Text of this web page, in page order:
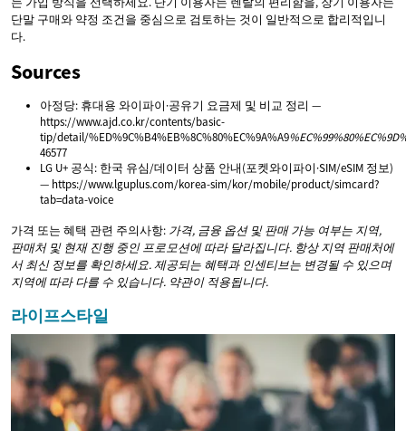
단말 구매와 약정 조건을 중심으로 검토하는 것이 일반적으로 합리적입니
다.
Sources
아정당: 휴대용 와이파이·공유기 요금제 및 비교 정리 —
https://www.ajd.co.kr/contents/basic-
tip/detail/%ED%9C%B4%EB%8C%80%EC%9A%A9
46577
LG U+ 공식: 한국 유심/데이터 상품 안내(포켓와이파이·SIM/eSIM 정보)
— https://www.lguplus.com/korea-sim/kor/mobile/product/simcard?
tab=data-voice
가격 또는 혜택 관련 주의사항: 가격, 금융 옵션 및 판매 가능 여부는 지역,
판매처 및 현재 진행 중인 프로모션에 따라 달라집니다. 항상 지역 판매처에
서 최신 정보를 확인하세요.제공되는 혜택과 인센티브는 변경될 수 있으며
지역에 따라 다를 수 있습니다. 약관이 적용됩니다.
라이프스타일